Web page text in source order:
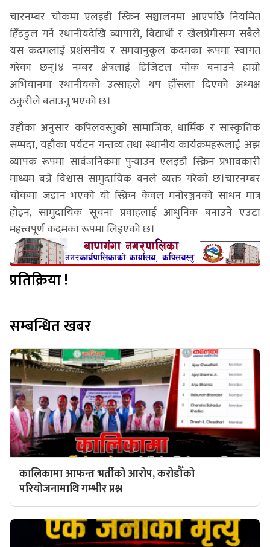
चारनम्बर चोकमा एलइडी स्क्रिन सञ्चालनमा आएपछि नियमित
हिँडडुल गर्ने स्थानीयदेखि व्यापारी, विद्यार्थी र खेलप्रेमीसम्म सबैले
यस कदमलाई प्रशंसनीय र समयानुकूल कदमका रूपमा स्वागत
गरेका छन्।४ नम्बर क्षेत्रलाई डिजिटल चोक बनाउने हाम्रो
अभियानमा स्थानीयको उत्साहले थप हौंसला दिएको अध्यक्ष
ठकुरीले बताउनु भएको छ।
उहाँका अनुसार कपिलवस्तुको सामाजिक, धार्मिक र सांस्कृतिक
सम्पदा, यहाँका पर्यटन गन्तव्य तथा स्थानीय कार्यक्रमहरूलाई अझ
व्यापक रूपमा सार्वजनिकमा पुर्‍याउन एलइडी स्क्रिन प्रभावकारी
माध्यम बन्ने विश्वास सामुदायिक वनले व्यक्त गरेको छ।चारनम्बर
चोकमा जडान भएको यो स्क्रिन केवल मनोरञ्जनको साधन मात्र
होइन, सामुदायिक सूचना प्रवाहलाई आधुनिक बनाउने एउटा
महत्त्वपूर्ण कदमका रूपमा लिइएको छ।
प्रतिक्रिया !
सम्बन्धित खबर
कालिकामा आफन्त भर्तीको आरोप, करोडौँको
परियोजनामाथि गम्भीर प्रश्न